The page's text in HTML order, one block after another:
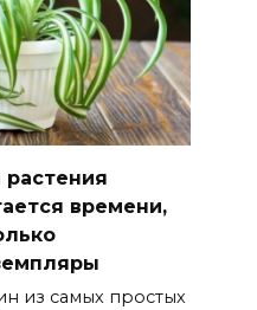
растения
времени,
из самых простых